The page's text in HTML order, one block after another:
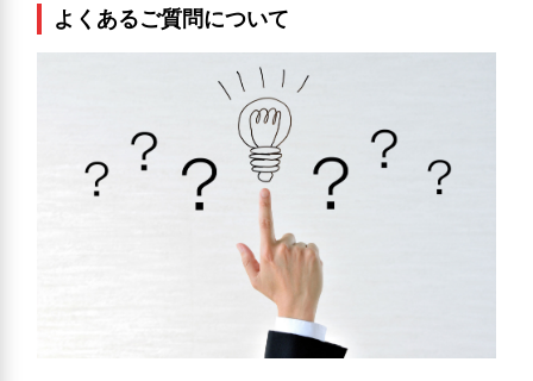
よくあるご質問について